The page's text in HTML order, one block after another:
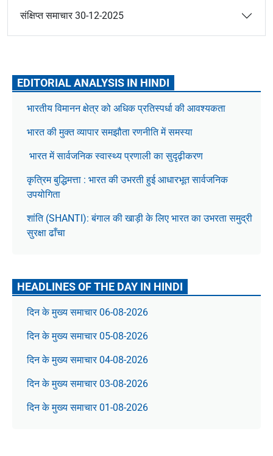
संक्षिप्त समाचार 30-12-2025
EDITORIAL ANALYSIS IN HINDI
भारतीय विमानन क्षेत्र को अधिक प्रतिस्पर्धा की आवश्यकता
भारत की मुक्त व्यापार समझौता रणनीति में समस्या
भारत में सार्वजनिक स्वास्थ्य प्रणाली का सुदृढ़ीकरण
कृत्रिम बुद्धिमत्ता : भारत की उभरती हुई आधारभूत सार्वजनिक
उपयोगिता
शांति (SHANTI): बंगाल की खाड़ी के लिए भारत का उभरता समुद्री
सुरक्षा ढाँचा
HEADLINES OF THE DAY IN HINDI
दिन के मुख्य समाचार 06-08-2026
दिन के मुख्य समाचार 05-08-2026
दिन के मुख्य समाचार 04-08-2026
दिन के मुख्य समाचार 03-08-2026
दिन के मुख्य समाचार 01-08-2026